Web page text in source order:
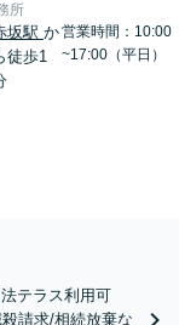
所
坂駅 か
徒歩1
営業時間：10:00
~17:00（平日）
テラス利用可
請求/相続放棄な